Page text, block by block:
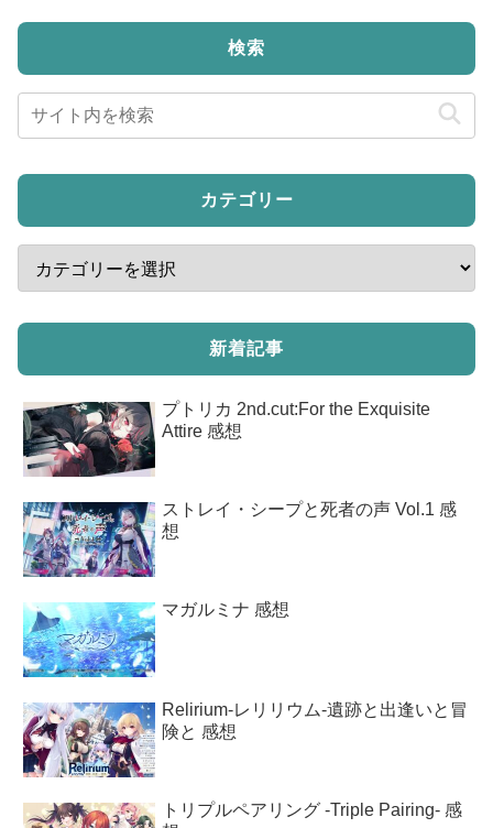
検索
カテゴリー
新着記事
プトリカ 2nd.cut:For the Exquisite
Attire 感想
ストレイ・シープと死者の声 Vol.1 感
想
マガルミナ 感想
Relirium-レリリウム-遺跡と出逢いと冒
険と 感想
トリプルペアリング -Triple Pairing- 感